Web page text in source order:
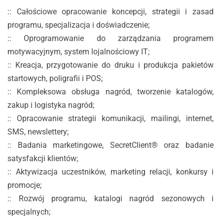
:: Całościowe opracowanie koncepcji, strategii i zasad
programu, specjalizacja i doświadczenie;
:: Oprogramowanie do zarządzania programem
motywacyjnym, system lojalnościowy IT;
:: Kreacja, przygotowanie do druku i produkcja pakietów
startowych, poligrafii i POS;
:: Kompleksowa obsługa nagród, tworzenie katalogów,
zakup i logistyka nagród;
:: Opracowanie strategii komunikacji, mailingi, internet,
SMS, newslettery;
:: Badania marketingowe, SecretClient® oraz
badanie
satysfakcji klientów;
:: Aktywizacja uczestników, marketing relacji, konkursy i
promocje;
:: Rozwój programu, katalogi nagród sezonowych i
specjalnych;